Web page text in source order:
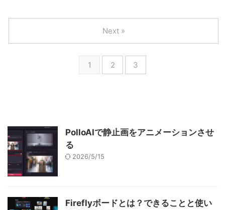
1 2 3
Next »
PolloAIで静止画をアニメーションさせ
る
2026/5/15
Fireflyボードとは？できることと使い